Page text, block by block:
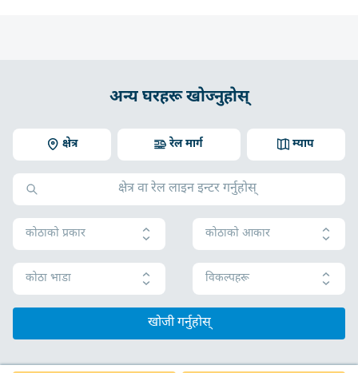
अन्य घरहरू खोज्नुहोस्
क्षेत्र म्याप
रेल मार्ग
कोठाको प्रकार कोठाको आकार
कोठा भाडा विकल्पहरू
खोजी गर्नुहोस्